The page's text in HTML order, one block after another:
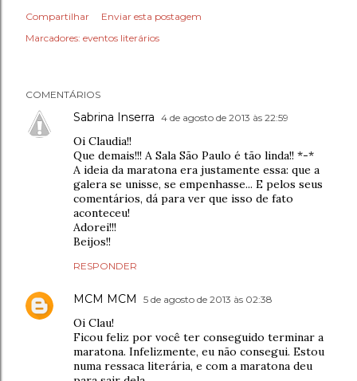
Compartilhar
Enviar esta postagem
Marcadores: eventos literários
COMENTÁRIOS
Sabrina Inserra 4 de agosto de 2013 às 22:59
Oi Claudia!!
Que demais!!! A Sala São Paulo é tão linda!! *-*
A ideia da maratona era justamente essa: que a
galera se unisse, se empenhasse... E pelos seus
comentários, dá para ver que isso de fato
aconteceu!
Adorei!!!
Beijos!!
RESPONDER
MCM MCM 5 de agosto de 2013 às 02:38
Oi Clau!
Ficou feliz por você ter conseguido terminar a
maratona. Infelizmente, eu não consegui. Estou
numa ressaca literária, e com a maratona deu